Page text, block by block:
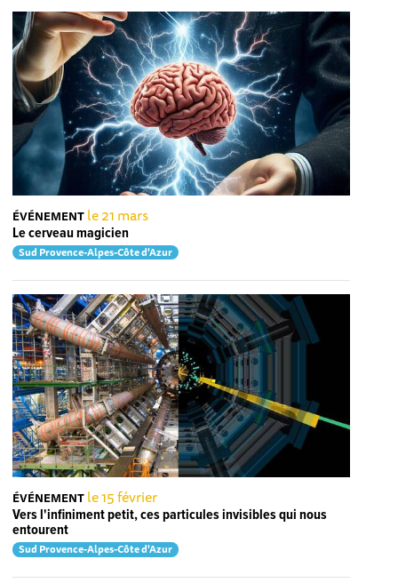
ÉVÉNEMENT le 21 mars
Le cerveau magicien
Sud Provence-Alpes-Côte d'Azur
ÉVÉNEMENT le 15 février
Vers l'infiniment petit, ces particules invisibles qui nous
entourent
Sud Provence-Alpes-Côte d'Azur